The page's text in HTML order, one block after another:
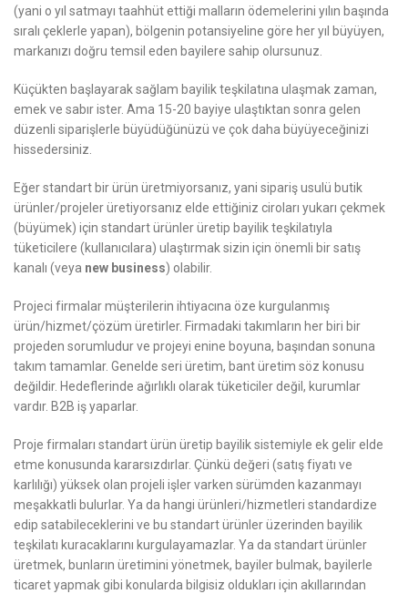
(yani o yıl satmayı taahhüt ettiği malların ödemelerini yılın başında
sıralı çeklerle yapan), bölgenin potansiyeline göre her yıl büyüyen,
markanızı doğru temsil eden bayilere sahip olursunuz.
Küçükten başlayarak sağlam bayilik teşkilatına ulaşmak zaman,
emek ve sabır ister. Ama 15-20 bayiye ulaştıktan sonra gelen
düzenli siparişlerle büyüdüğünüzü ve çok daha büyüyeceğinizi
hissedersiniz.
Eğer standart bir ürün üretmiyorsanız, yani sipariş usulü butik
ürünler/projeler üretiyorsanız elde ettiğiniz ciroları yukarı çekmek
(büyümek) için standart ürünler üretip bayilik teşkilatıyla
tüketicilere (kullanıcılara) ulaştırmak sizin için önemli bir satış
kanalı (veya new business) olabilir.
Projeci firmalar müşterilerin ihtiyacına öze kurgulanmış
ürün/hizmet/çözüm üretirler. Firmadaki takımların her biri bir
projeden sorumludur ve projeyi enine boyuna, başından sonuna
takım tamamlar. Genelde seri üretim, bant üretim söz konusu
değildir. Hedeflerinde ağırlıklı olarak tüketiciler değil, kurumlar
vardır. B2B iş yaparlar.
Proje firmaları standart ürün üretip bayilik sistemiyle ek gelir elde
etme konusunda kararsızdırlar. Çünkü değeri (satış fiyatı ve
karlılığı) yüksek olan projeli işler varken sürümden kazanmayı
meşakkatli bulurlar. Ya da hangi ürünleri/hizmetleri standardize
edip satabileceklerini ve bu standart ürünler üzerinden bayilik
teşkilatı kuracaklarını kurgulayamazlar. Ya da standart ürünler
üretmek, bunların üretimini yönetmek, bayiler bulmak, bayilerle
ticaret yapmak gibi konularda bilgisiz oldukları için akıllarından